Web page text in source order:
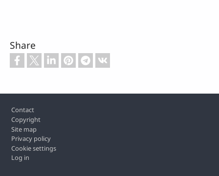
Share
Footer
Contact
Copyright
Site map
Privacy policy
Cookie settings
Log in